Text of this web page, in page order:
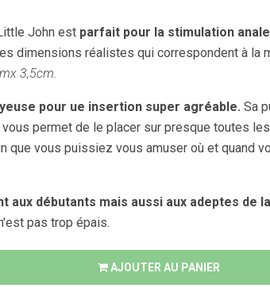
John est parfait pour la stimulation
dimensions réalistes qui correspondent à la
3,5cm.
pour ue insertion super agréable. Sa
permet de le placer sur presque toutes les
que vous puissiez vous amuser où et quand
aux débutants mais aussi aux adeptes de
pas trop épais.
AJOUTER AU PANIER